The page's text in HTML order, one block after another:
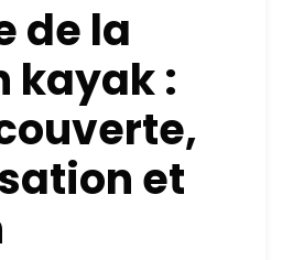
de la
kayak :
et